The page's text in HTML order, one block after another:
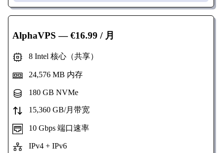
AlphaVPS — €16.99 / 月
8 Intel 核心（共享）
24,576 MB 内存
180 GB NVMe
15,360 GB/月带宽
10 Gbps 端口速率
IPv4 + IPv6